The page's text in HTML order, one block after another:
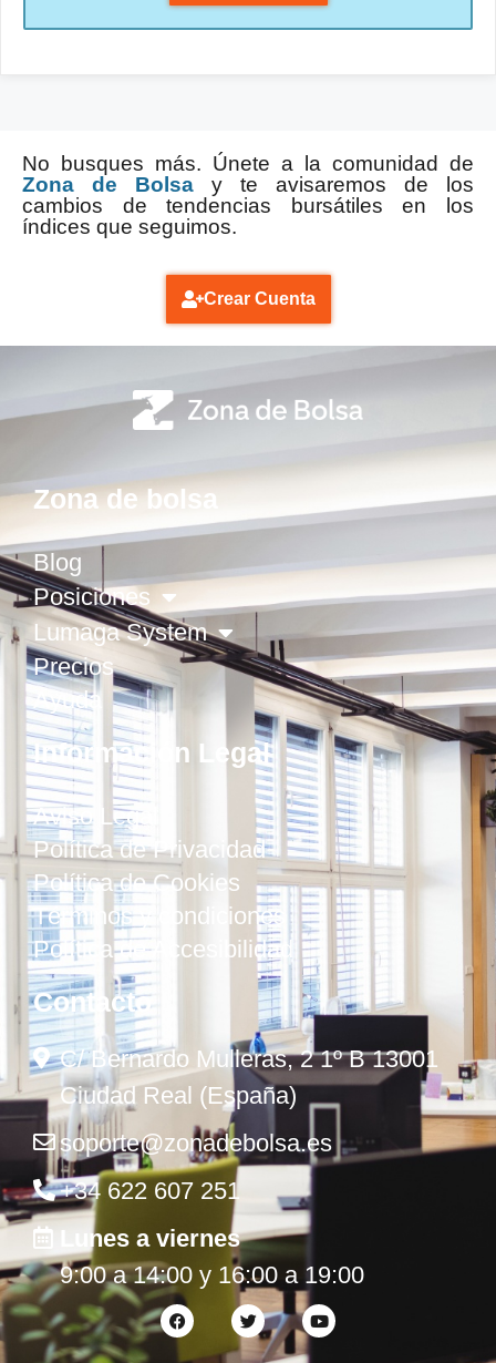
No busques más. Únete a la comunidad de
Zona de Bolsa y te avisaremos de los
cambios de tendencias bursátiles en los
índices que seguimos.
Crear Cuenta
Zona de bolsa
Blog
Posiciones
Lumaga System
Precios
Ayuda
Información Legal
Aviso Legal
Política de Privacidad
Política de Cookies
Términos y condiciones
Política de Accesibilidad
Contacto
C/ Bernardo Mulleras, 2 1º B 13001
Ciudad Real (España)
soporte@zonadebolsa.es
+34 622 607 251
Lunes a viernes
9:00 a 14:00 y 16:00 a 19:00